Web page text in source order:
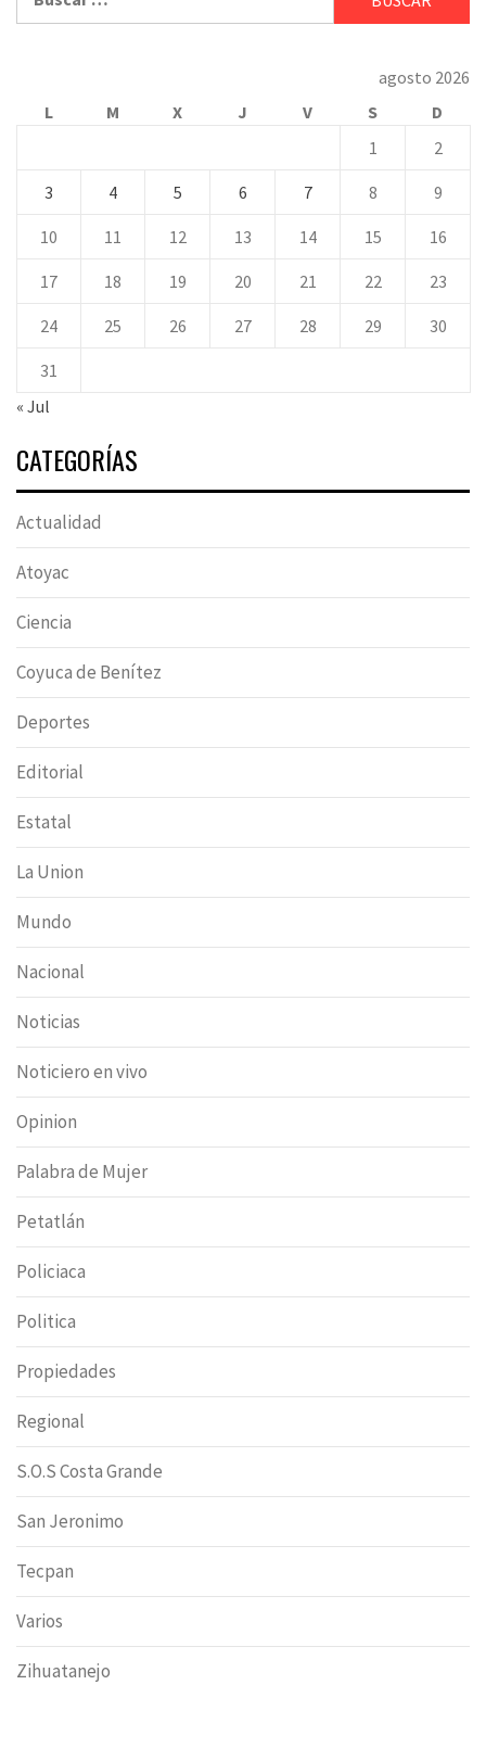
agosto 2026
L
M X J V S
D
1
2
3 4 5 6 7 8 9
10 11 12 13 14 15 16
17 18 19 20 21 22 23
24 25 26 27 28 29 30
31
« Jul
CATEGORÍAS
Actualidad
Atoyac
Ciencia
Coyuca de Benítez
Deportes
Editorial
Estatal
La Union
Mundo
Nacional
Noticias
Noticiero en vivo
Opinion
Palabra de Mujer
Petatlán
Policiaca
Politica
Propiedades
Regional
S.O.S Costa Grande
San Jeronimo
Tecpan
Varios
Zihuatanejo